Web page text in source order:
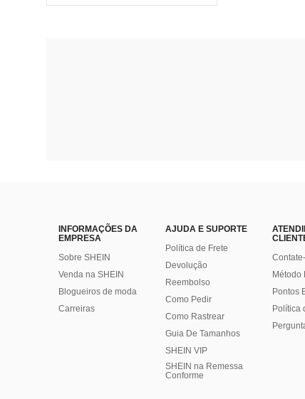
INFORMAÇÕES DA
EMPRESA
Sobre SHEIN
Venda na SHEIN
Blogueiros de moda
Carreiras
AJUDA E SUPORTE
Política de Frete
Devolução
Reembolso
Como Pedir
Como Rastrear
Guia De Tamanhos
SHEIN VIP
SHEIN na Remessa
Conforme
Método
Pontos
Política